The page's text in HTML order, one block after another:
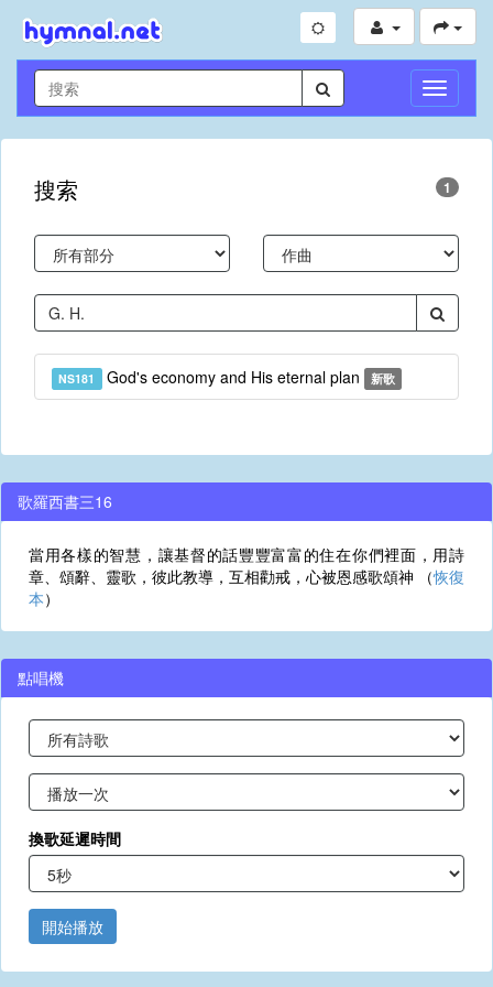
切
換
導
搜索 1
NS181 God's economy and His eternal plan 新歌
歌羅西書三16
當用各樣的智慧，讓基督的話豐豐富富的住在你們裡面，用詩
章、頌辭、靈歌，彼此教導，互相勸戒，心被恩感歌頌神 （恢復
本）
點唱機
換歌延遲時間
開始播放